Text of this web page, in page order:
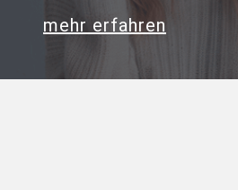
mehr erfahren